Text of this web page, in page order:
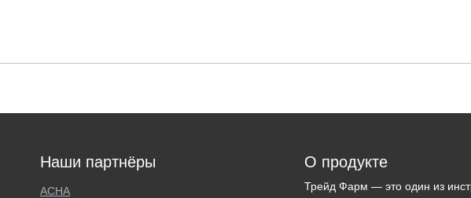
Наши партнёры
АСНА
О продукте
Трейд Фарм — это один из